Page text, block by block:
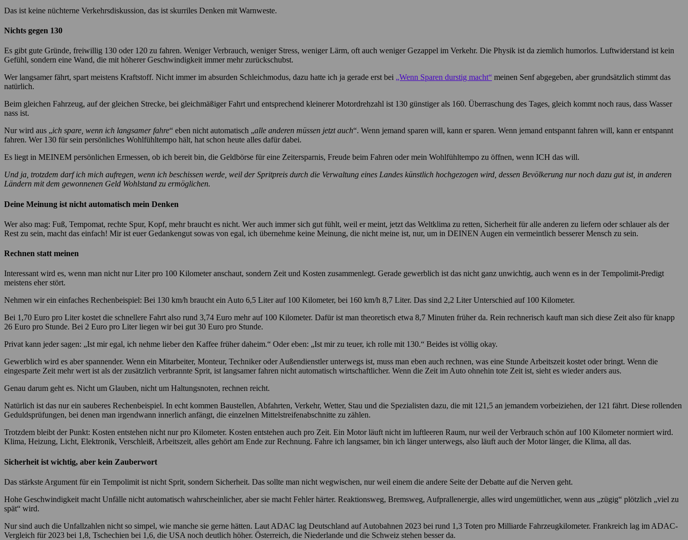
Das ist keine nüchterne Verkehrsdiskussion, das ist skurriles Denken mit Warnweste.
Nichts gegen 130
Es gibt gute Gründe, freiwillig 130 oder 120 zu fahren. Weniger Verbrauch, weniger Stress, weniger Lärm, oft auch weniger Gezappel im Verkehr. Die Physik ist da ziemlich humorlos. Luftwiderstand ist kein
Gefühl, sondern eine Wand, die mit höherer Geschwindigkeit immer mehr zurückschubst.
Wer langsamer fährt, spart meistens Kraftstoff. Nicht immer im absurden Schleichmodus, dazu hatte ich ja gerade erst bei „Wenn Sparen durstig macht“ meinen Senf abgegeben, aber grundsätzlich stimmt das
natürlich.
Beim gleichen Fahrzeug, auf der gleichen Strecke, bei gleichmäßiger Fahrt und entsprechend kleinerer Motordrehzahl ist 130 günstiger als 160. Überraschung des Tages, gleich kommt noch raus, dass Wasser
nass ist.
Nur wird aus „ich spare, wenn ich langsamer fahre“ eben nicht automatisch „alle anderen müssen jetzt auch“. Wenn jemand sparen will, kann er sparen. Wenn jemand entspannt fahren will, kann er entspannt
fahren. Wer 130 für sein persönliches Wohlfühltempo hält, hat schon heute alles dafür dabei.
Es liegt in MEINEM persönlichen Ermessen, ob ich bereit bin, die Geldbörse für eine Zeitersparnis, Freude beim Fahren oder mein Wohlfühltempo zu öffnen, wenn ICH das will.
Und ja, trotzdem darf ich mich aufregen, wenn ich beschissen werde, weil der Spritpreis durch die Verwaltung eines Landes künstlich hochgezogen wird, dessen Bevölkerung nur noch dazu gut ist, in anderen
Ländern mit dem gewonnenen Geld Wohlstand zu ermöglichen.
Deine Meinung ist nicht automatisch mein Denken
Wer also mag: Fuß, Tempomat, rechte Spur, Kopf, mehr braucht es nicht. Wer auch immer sich gut fühlt, weil er meint, jetzt das Weltklima zu retten, Sicherheit für alle anderen zu liefern oder schlauer als der
Rest zu sein, macht das einfach! Mir ist euer Gedankengut sowas von egal, ich übernehme keine Meinung, die nicht meine ist, nur, um in DEINEN Augen ein vermeintlich besserer Mensch zu sein.
Rechnen statt meinen
Interessant wird es, wenn man nicht nur Liter pro 100 Kilometer anschaut, sondern Zeit und Kosten zusammenlegt. Gerade gewerblich ist das nicht ganz unwichtig, auch wenn es in der Tempolimit-Predigt
meistens eher stört.
Nehmen wir ein einfaches Rechenbeispiel: Bei 130 km/h braucht ein Auto 6,5 Liter auf 100 Kilometer, bei 160 km/h 8,7 Liter. Das sind 2,2 Liter Unterschied auf 100 Kilometer.
Bei 1,70 Euro pro Liter kostet die schnellere Fahrt also rund 3,74 Euro mehr auf 100 Kilometer. Dafür ist man theoretisch etwa 8,7 Minuten früher da. Rein rechnerisch kauft man sich diese Zeit also für knapp
26 Euro pro Stunde. Bei 2 Euro pro Liter liegen wir bei gut 30 Euro pro Stunde.
Privat kann jeder sagen: „Ist mir egal, ich nehme lieber den Kaffee früher daheim.“ Oder eben: „Ist mir zu teuer, ich rolle mit 130.“ Beides ist völlig okay.
Gewerblich wird es aber spannender. Wenn ein Mitarbeiter, Monteur, Techniker oder Außendienstler unterwegs ist, muss man eben auch rechnen, was eine Stunde Arbeitszeit kostet oder bringt. Wenn die
eingesparte Zeit mehr wert ist als der zusätzlich verbrannte Sprit, ist langsamer fahren nicht automatisch wirtschaftlicher. Wenn die Zeit im Auto ohnehin tote Zeit ist, sieht es wieder anders aus.
Genau darum geht es. Nicht um Glauben, nicht um Haltungsnoten, rechnen reicht.
Natürlich ist das nur ein sauberes Rechenbeispiel. In echt kommen Baustellen, Abfahrten, Verkehr, Wetter, Stau und die Spezialisten dazu, die mit 121,5 an jemandem vorbeiziehen, der 121 fährt. Diese rollenden
Geduldsprüfungen, bei denen man irgendwann innerlich anfängt, die einzelnen Mittelstreifenabschnitte zu zählen.
Trotzdem bleibt der Punkt: Kosten entstehen nicht nur pro Kilometer. Kosten entstehen auch pro Zeit. Ein Motor läuft nicht im luftleeren Raum, nur weil der Verbrauch schön auf 100 Kilometer normiert wird.
Klima, Heizung, Licht, Elektronik, Verschleiß, Arbeitszeit, alles gehört am Ende zur Rechnung. Fahre ich langsamer, bin ich länger unterwegs, also läuft auch der Motor länger, die Klima, all das.
Sicherheit ist wichtig, aber kein Zauberwort
Das stärkste Argument für ein Tempolimit ist nicht Sprit, sondern Sicherheit. Das sollte man nicht wegwischen, nur weil einem die andere Seite der Debatte auf die Nerven geht.
Hohe Geschwindigkeit macht Unfälle nicht automatisch wahrscheinlicher, aber sie macht Fehler härter. Reaktionsweg, Bremsweg, Aufprallenergie, alles wird ungemütlicher, wenn aus „zügig“ plötzlich „viel zu
spät“ wird.
Nur sind auch die Unfallzahlen nicht so simpel, wie manche sie gerne hätten. Laut ADAC lag Deutschland auf Autobahnen 2023 bei rund 1,3 Toten pro Milliarde Fahrzeugkilometer. Frankreich lag im ADAC-
Vergleich für 2023 bei 1,8, Tschechien bei 1,6, die USA noch deutlich höher. Österreich, die Niederlande und die Schweiz stehen besser da.